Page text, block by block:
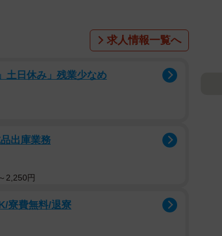
求人情報一覧へ
土日休み」残業少なめ
出庫業務
2,250円
寮費無料/退寮